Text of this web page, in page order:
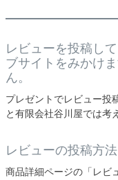
レビューを投稿し
ブサイトをみかけ
ん。
プレゼントでレビュー投
と有限会社谷川屋では考
レビューの投稿方法
商品詳細ページの「レビ